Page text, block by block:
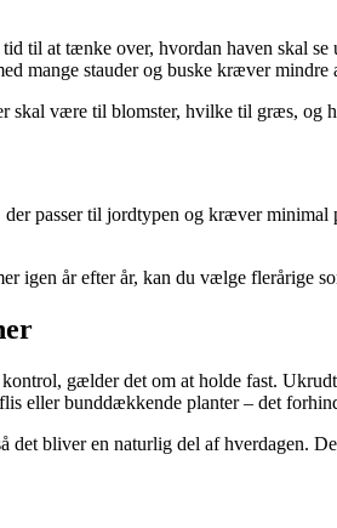
til at tænke over, hvordan haven skal
mange stauder og buske kræver mindre
skal være til blomster, hvilke til græs, og
passer til jordtypen og kræver
igen år efter år, kan du vælge flerårige
gælder det om at holde fast.
eller bunddækkende planter – det
det bliver en naturlig del af hverdagen.